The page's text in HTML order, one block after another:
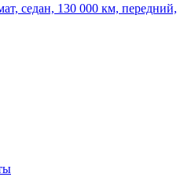
седан, 130 000 км, передний,